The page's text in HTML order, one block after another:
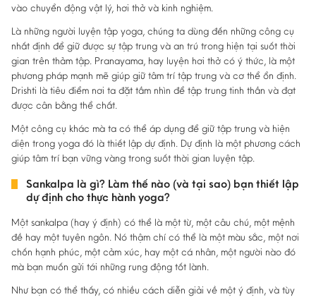
vào chuyển động vật lý, hơi thở và kinh nghiệm.
Là những người luyện tập yoga, chúng ta dùng đến những công cụ
nhất định để giữ được sự tập trung và an trú trong hiện tại suốt thời
gian trên thảm tập. Pranayama, hay luyện hơi thở có ý thức, là một
phương pháp mạnh mẽ giúp giữ tâm trí tập trung và cơ thể ổn định.
Drishti là tiêu điểm nơi ta đặt tầm nhìn để tập trung tinh thần và đạt
được cân bằng thể chất.
Một công cụ khác mà ta có thể áp dụng để giữ tập trung và hiện
diện trong yoga đó là thiết lập dự định. Dự định là một phương cách
giúp tâm trí bạn vững vàng trong suốt thời gian luyện tập.
Sankalpa là gì? Làm thế nào (và tại sao) bạn thiết lập
dự định cho thực hành yoga?
Một sankalpa (hay ý định) có thể là một từ, một câu chú, một mệnh
đề hay một tuyên ngôn. Nó thậm chí có thể là một màu sắc, một nơi
chốn hạnh phúc, một cảm xúc, hay một cá nhân, một người nào đó
mà bạn muốn gửi tới những rung động tốt lành.
Như bạn có thể thấy, có nhiều cách diễn giải về một ý định, và tùy